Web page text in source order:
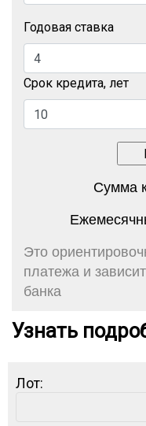
Годовая ставка
Срок кредита, лет
Сумма
Это
платежа и
банка
Узнать
Лот: